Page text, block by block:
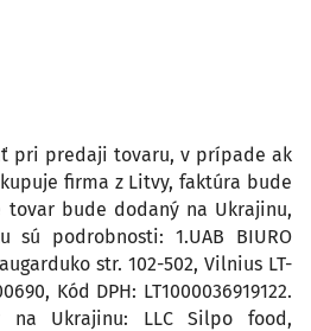
pri predaji tovaru, v prípade ak
firma z Litvy, faktúra bude
tovar bude dodaný na Ukrajinu,
sú podrobnosti: 1.UAB BIURO
str. 102-502, Vilnius LT-
Kód DPH: LT1000036919122.
na Ukrajinu: LLC Silpo food,